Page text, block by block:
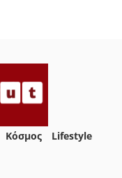
Κόσμος
Lifestyle